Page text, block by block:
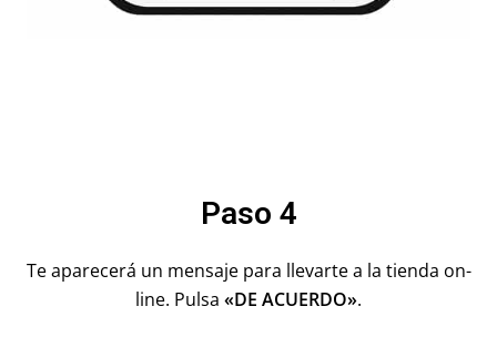
Paso 4
Te aparecerá un mensaje para llevarte a la tienda on-
line. Pulsa «DE ACUERDO».